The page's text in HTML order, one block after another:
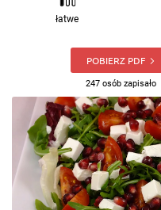
łatwe
POBIERZ PDF
247 osób zapisało